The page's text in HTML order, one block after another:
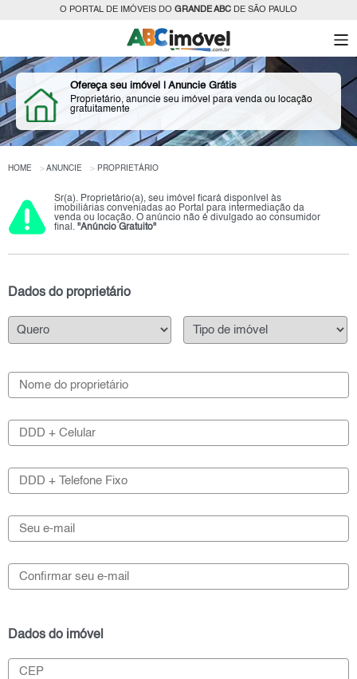
O PORTAL DE IMÓVEIS DO GRANDE ABC DE SÃO PAULO
Ofereça seu imóvel | Anuncie Grátis
Proprietário, anuncie seu imóvel para venda ou locação
gratuitamente
HOME ANUNCIE PROPRIETÁRIO
Sr(a). Proprietário(a), seu imóvel ficará disponível às
imobiliárias conveniadas ao Portal para intermediação da
venda ou locação. O anúncio não é divulgado ao consumidor
final. "Anúncio Gratuito"
Dados do proprietário
Dados do imóvel